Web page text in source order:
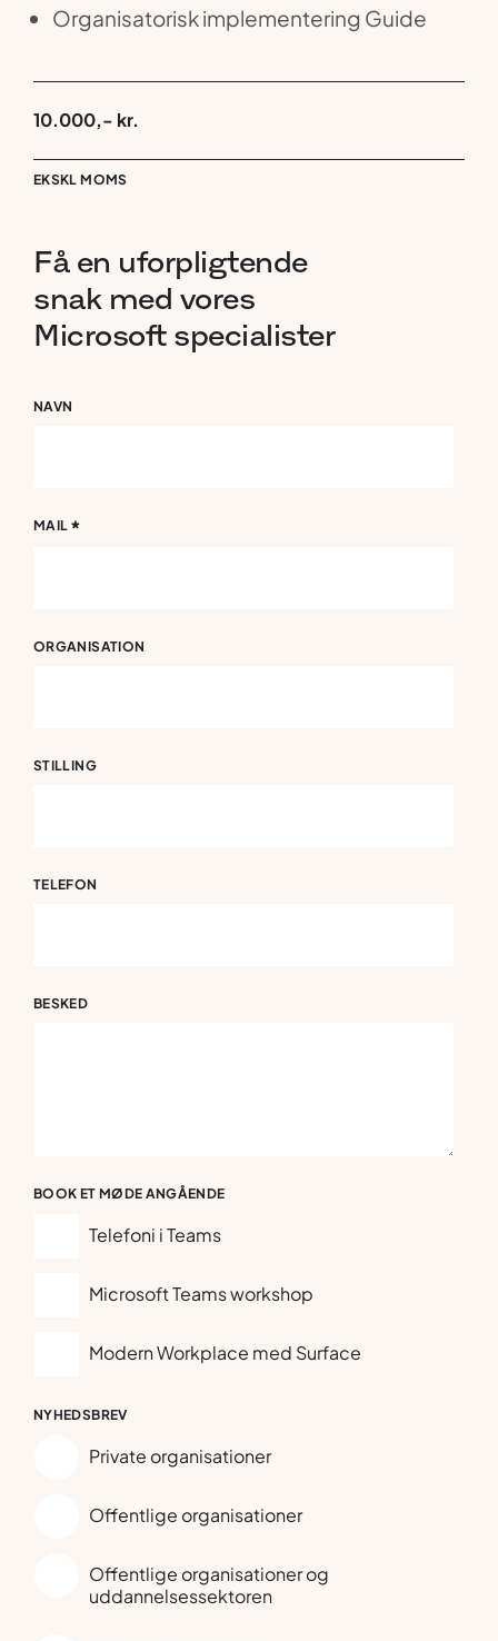
Organisatorisk implementering Guide
10.000,- kr.
EKSKL MOMS
Få en uforpligtende
snak med vores
Microsoft specialister
NAVN
MAIL *
ORGANISATION
STILLING
TELEFON
BESKED
BOOK ET MØDE ANGÅENDE
Telefoni i Teams
Microsoft Teams workshop
Modern Workplace med Surface
NYHEDSBREV
Private organisationer
Offentlige organisationer
Offentlige organisationer og
uddannelsessektoren